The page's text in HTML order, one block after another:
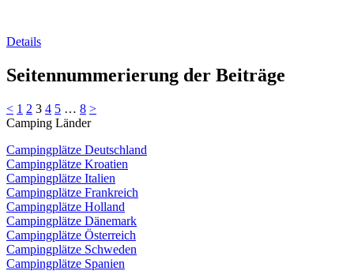
Details
Seitennummerierung der Beiträge
< 1 2 3 4 5 … 8 >
Camping Länder
Campingplätze Deutschland
Campingplätze Kroatien
Campingplätze Italien
Campingplätze Frankreich
Campingplätze Holland
Campingplätze Dänemark
Campingplätze Österreich
Campingplätze Schweden
Campingplätze Spanien